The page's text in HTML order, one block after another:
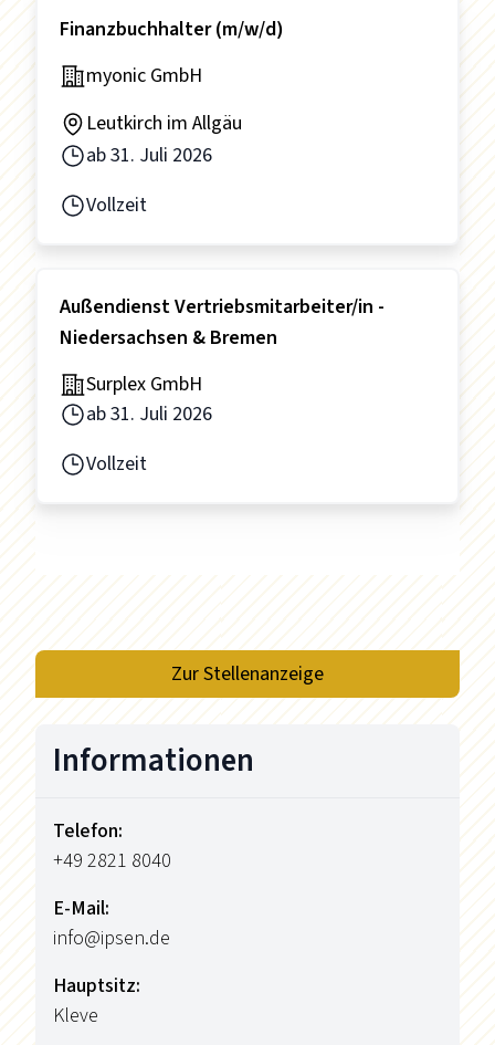
Finanzbuchhalter (m/w/d)
myonic GmbH
Leutkirch im Allgäu
ab31. Juli 2026
Vollzeit
Außendienst Vertriebsmitarbeiter/in -
Niedersachsen & Bremen
Surplex GmbH
ab31. Juli 2026
Vollzeit
Zur Stellenanzeige
Informationen
Telefon:
+49 2821 8040
E-Mail:
info@ipsen.de
Hauptsitz:
Kleve